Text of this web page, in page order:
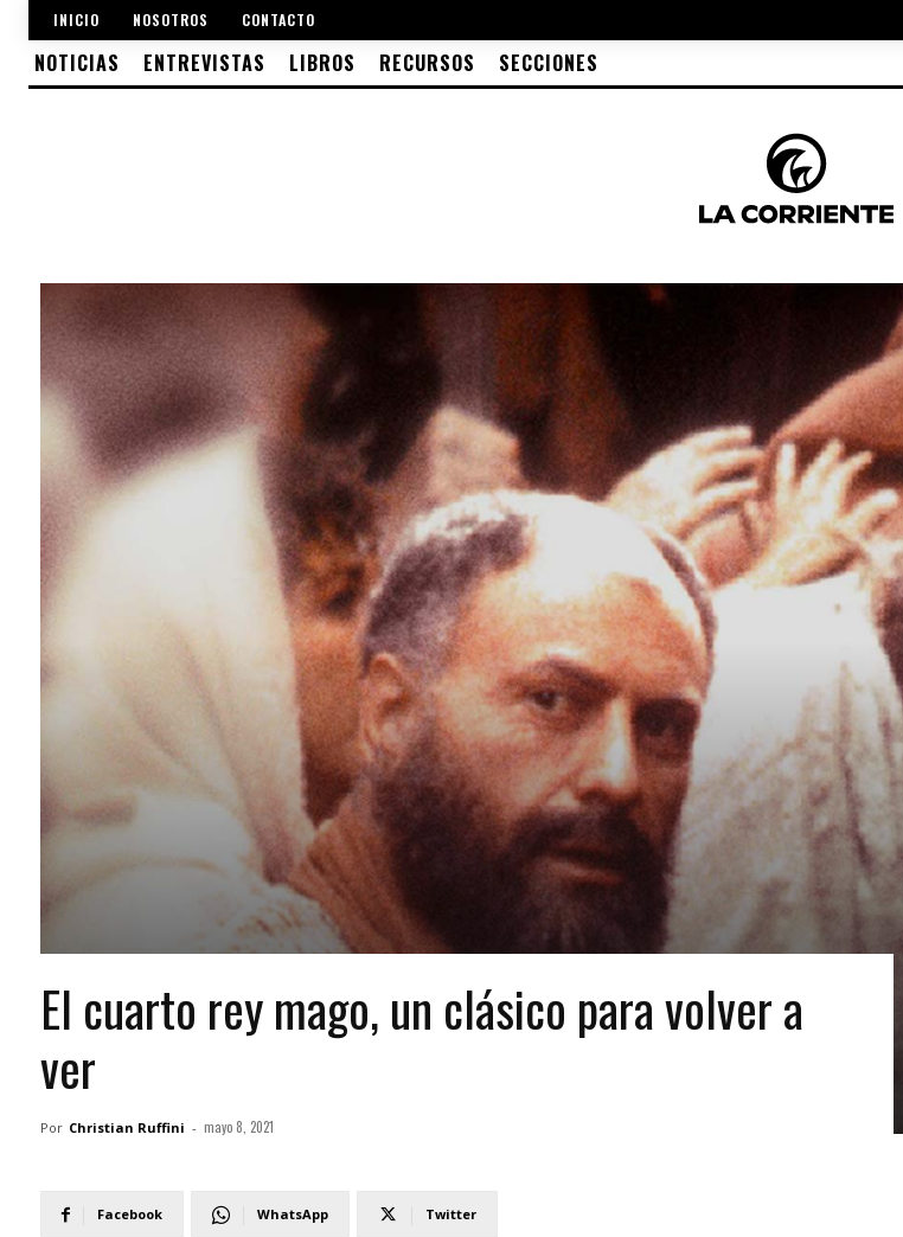
INICIO NOSOTROS CONTACTO
NOTICIAS ENTREVISTAS LIBROS RECURSOS SECCIONES
El cuarto rey mago, un clásico para volver a
ver
Por Christian Ruffini - mayo 8, 2021
Facebook Twitter
WhatsApp